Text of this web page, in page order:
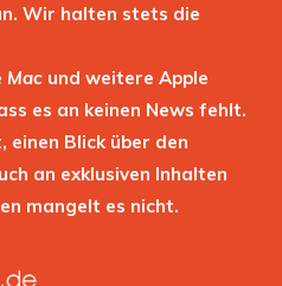
Wir halten stets die
Mac und weitere Apple
es an keinen News fehlt.
einen Blick über den
an exklusiven Inhalten
mangelt es nicht.